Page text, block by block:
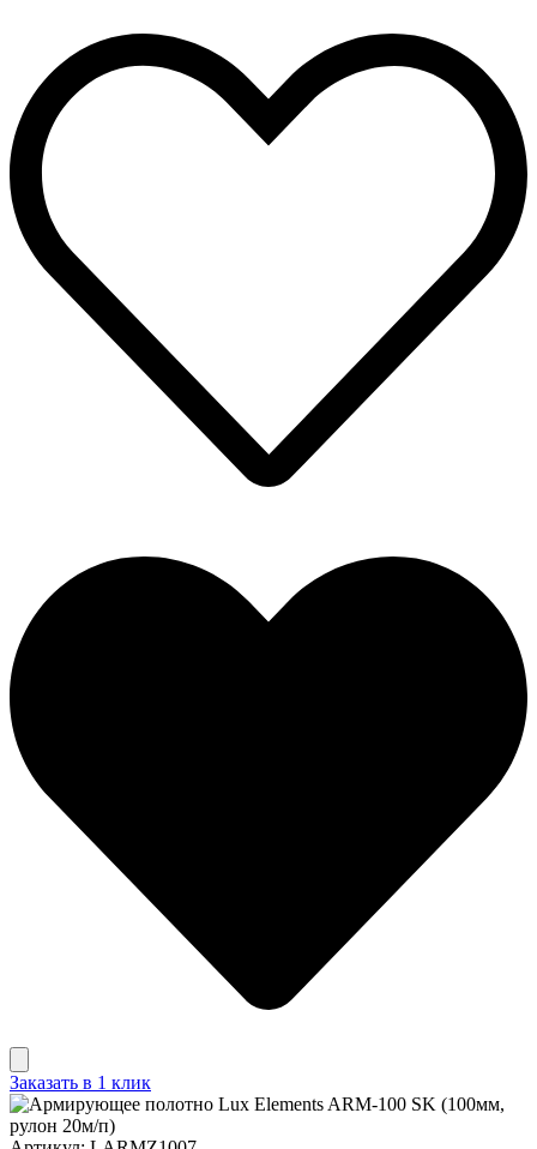
Заказать в 1 клик